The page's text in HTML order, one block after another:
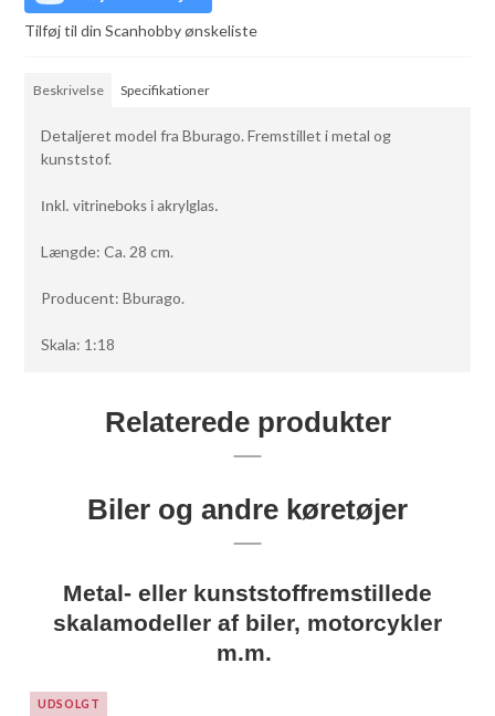
Tilføj til din Scanhobby ønskeliste
Beskrivelse Specifikationer
Detaljeret model fra Bburago. Fremstillet i metal og
kunststof.
Inkl. vitrineboks i akrylglas.
Længde: Ca. 28 cm.
Producent: Bburago.
Skala: 1:18
Relaterede produkter
Biler og andre køretøjer
Metal- eller kunststoffremstillede
skalamodeller af biler, motorcykler
m.m.
UDSOLGT